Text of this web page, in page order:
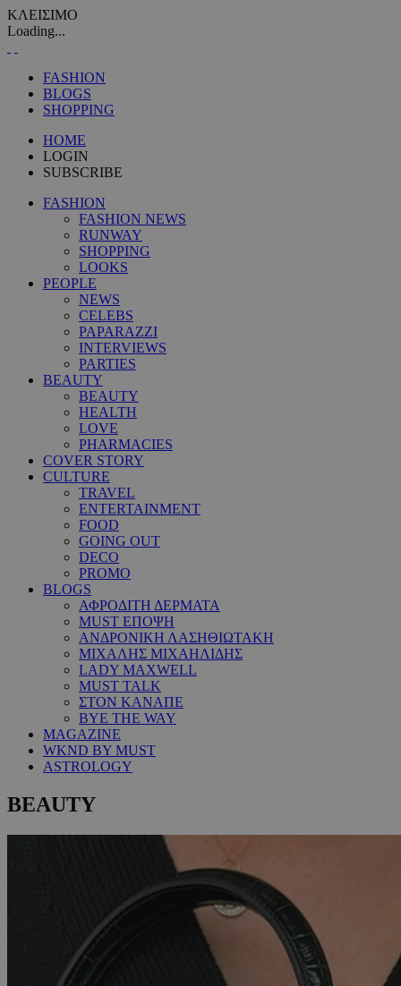
ΚΛΕΙΣΙΜΟ
Loading...
FASHION
BLOGS
SHOPPING
HOME
LOGIN
SUBSCRIBE
FASHION
FASHION NEWS
RUNWAY
SHOPPING
LOOKS
PEOPLE
NEWS
CELEBS
PAPARAZZI
INTERVIEWS
PARTIES
BEAUTY
BEAUTY
HEALTH
LOVE
PHARMACIES
COVER STORY
CULTURE
TRAVEL
ENTERTAINMENT
FOOD
GOING OUT
DECO
PROMO
BLOGS
ΑΦΡΟΔΙΤΗ ΔΕΡΜΑΤΑ
MUST ΕΠΟΨΗ
ΑΝΔΡΟΝΙΚΗ ΛΑΣΗΘΙΩΤΑΚΗ
ΜΙΧΑΛΗΣ ΜΙΧΑΗΛΙΔΗΣ
LADY MAXWELL
MUST TALK
ΣΤΟΝ ΚΑΝΑΠΕ
BYE THE WAY
MAGAZINE
WKND BY MUST
ASTROLOGY
BEAUTY